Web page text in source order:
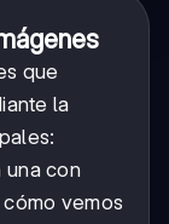
que
la
con
vemos